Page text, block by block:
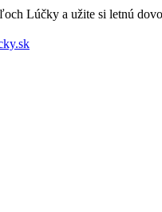
Lúčky a užite si letnú